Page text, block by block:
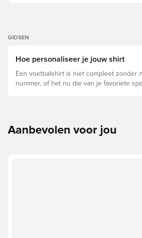
GIDSEN
Hoe personaliseer je jouw shirt
Een voetbalshirt is niet compleet zonder
nummer, of het nu die van je favoriete
Aanbevolen voor jou